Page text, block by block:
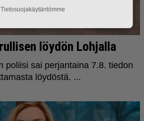
Tietosuojakäytäntömme